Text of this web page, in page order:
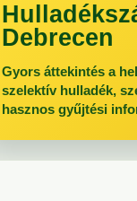
Debrecen
Gyors áttekintés a
szelektív hulladék,
hasznos gyűjtési